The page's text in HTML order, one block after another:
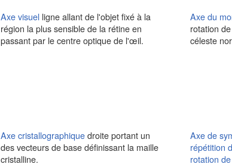
Axe visuel ligne allant de l'objet fixé à la
région la plus sensible de la rétine en
passant par le centre optique de l'œil.
Axe du
rotation
céleste
Axe cristallographiquedroite portant un
des vecteurs de base définissant la maille
cristalline.
Axe de
répétition
rotation